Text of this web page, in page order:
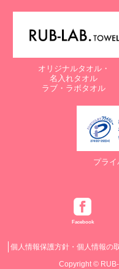
オリジナルタオル・
名入れタオル
ラブ・ラボタオル
プラ
Facebook
個人情報保護方針・個人情報の
Copyright ©